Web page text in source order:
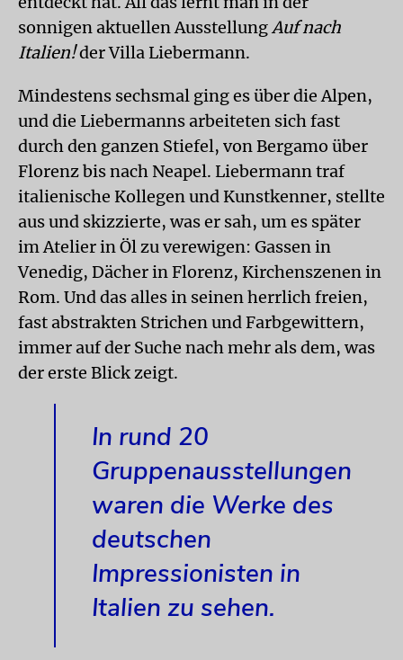
sonnigen aktuellen AusstellungAuf nach
Italien!der Villa Liebermann.
Mindestens sechsmal ging es über die Alpen,
und die Liebermanns arbeiteten sich fast
durch den ganzen Stiefel, von Bergamo über
Florenz bis nach Neapel. Liebermann traf
italienische Kollegen und Kunstkenner, stellte
aus und skizzierte, was er sah, um es später
im Atelier in Öl zu verewigen: Gassen in
Venedig, Dächer in Florenz, Kirchenszenen in
Rom. Und das alles in seinen herrlich freien,
fast abs­trakten Strichen und Farbgewittern,
immer auf der Suche nach mehr als dem, was
der erste Blick zeigt.
In rund 20
Gruppenausstellungen
waren die Werke des
deutschen
Impressionisten in
Italien zu sehen.